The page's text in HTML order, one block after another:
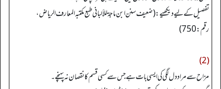
تفصیل کے لیے دیکھیے: (ضعيف سنن ابن ماجة للألباني طبع مكتبه المعارف الرياض،
رقم: 750)
(2)
مزاح سے مراد دل لگی کی ایسی بات ہے جس سے کسی قسم کا نقصان نہ پہنچے۔